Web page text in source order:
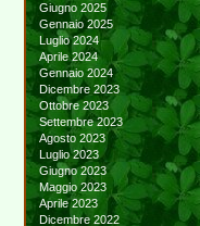
Giugno 2025
Gennaio 2025
Luglio 2024
Aprile 2024
Gennaio 2024
Dicembre 2023
Ottobre 2023
Settembre 2023
Agosto 2023
Luglio 2023
Giugno 2023
Maggio 2023
Aprile 2023
Dicembre 2022